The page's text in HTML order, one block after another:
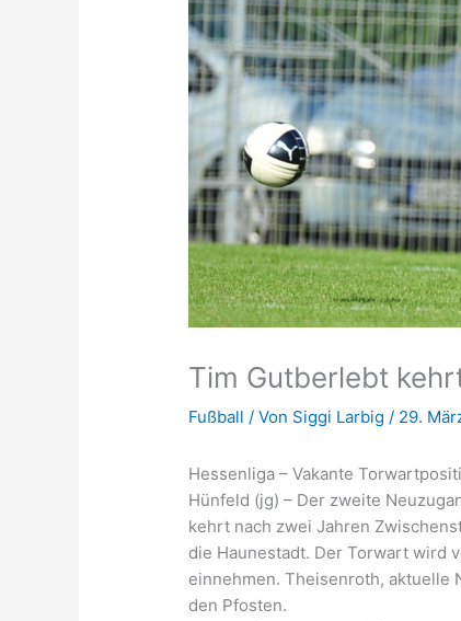
Tim Gutberlebt
Fußball / Von Siggi Larbig/ 29.
Hessenliga – Vakante
Hünfeld (jg) – Der zweite
kehrt nach zwei Jahren
die Haunestadt. Der Torwart wird
einnehmen. Theisenroth, aktuelle
den Pfosten.